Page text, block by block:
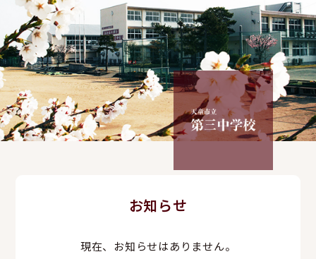
お知らせ
現在、お知らせはありません。